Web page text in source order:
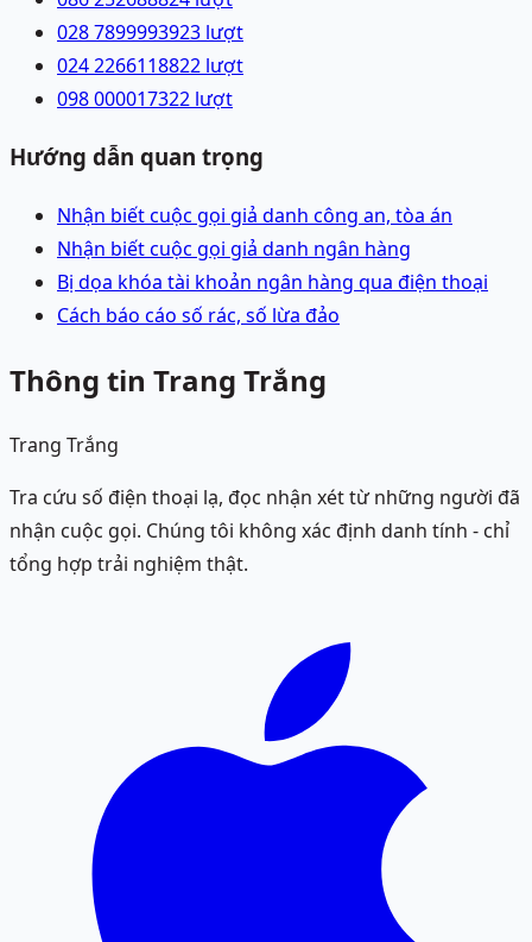
028 7899993923 lượt
024 2266118822 lượt
098 000017322 lượt
Hướng dẫn quan trọng
Nhận biết cuộc gọi giả danh công an, tòa án
Nhận biết cuộc gọi giả danh ngân hàng
Bị dọa khóa tài khoản ngân hàng qua điện thoại
Cách báo cáo số rác, số lừa đảo
Thông tin Trang Trắng
Trang Trắng
Tra cứu số điện thoại lạ, đọc nhận xét từ những người đã
nhận cuộc gọi. Chúng tôi không xác định danh tính - chỉ
tổng hợp trải nghiệm thật.